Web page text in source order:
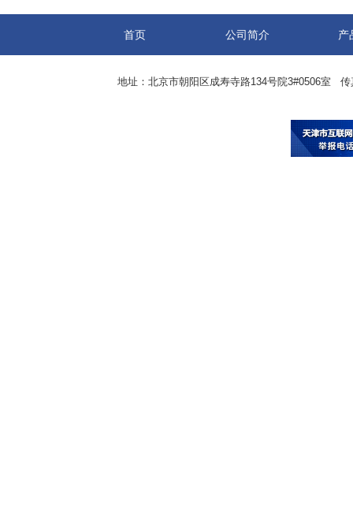
首页 公司简介 产
地址：北京市朝阳区成寿寺路134号院3#0506室